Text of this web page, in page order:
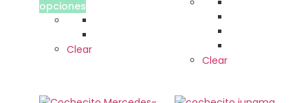
opciones
Clear
Clear